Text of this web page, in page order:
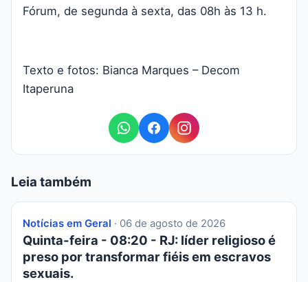
Fórum, de segunda à sexta, das 08h às 13 h.
Texto e fotos: Bianca Marques – Decom
Itaperuna
Leia também
Notícias em Geral · 06 de agosto de 2026
Quinta-feira - 08:20 - RJ: líder religioso é
preso por transformar fiéis em escravos
sexuais.